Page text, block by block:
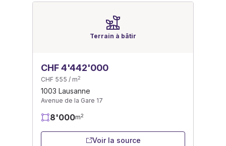
Terrain à bâtir
CHF 4'442'000
CHF 555 / m2
1003 Lausanne
Avenue de la Gare 17
8'000m2
Voir la source